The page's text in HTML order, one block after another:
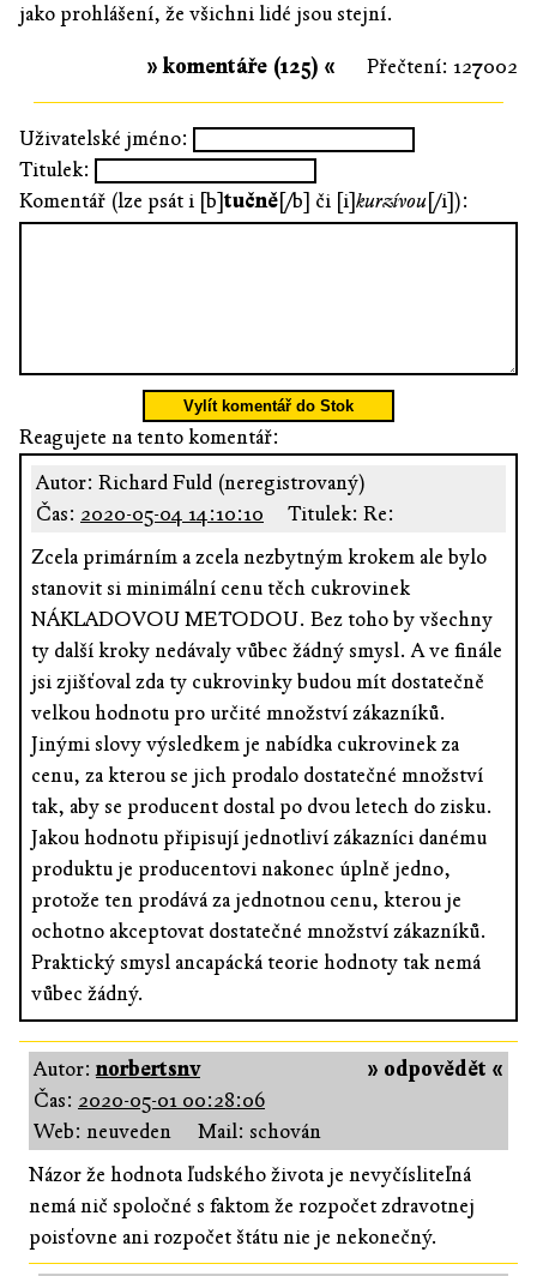
jako prohlášení, že všichni lidé jsou stejní.
Přečtení: 127002
» komentáře (125) «
Uživatelské jméno:
Titulek:
Komentář (lze psát i [b]tučně[/b] či [i]kurzívou[/i]):
Vylít komentář do Stok
Reagujete na tento komentář:
Autor: Richard Fuld (neregistrovaný)
Čas: 2020-05-04 14:10:10
Titulek: Re:
Zcela primárním a zcela nezbytným krokem ale bylo
stanovit si minimální cenu těch cukrovinek
NÁKLADOVOU METODOU. Bez toho by všechny
ty další kroky nedávaly vůbec žádný smysl. A ve finále
jsi zjišťoval zda ty cukrovinky budou mít dostatečně
velkou hodnotu pro určité množství zákazníků.
Jinými slovy výsledkem je nabídka cukrovinek za
cenu, za kterou se jich prodalo dostatečné množství
tak, aby se producent dostal po dvou letech do zisku.
Jakou hodnotu připisují jednotliví zákazníci danému
produktu je producentovi nakonec úplně jedno,
protože ten prodává za jednotnou cenu, kterou je
ochotno akceptovat dostatečné množství zákazníků.
Praktický smysl ancapácká teorie hodnoty tak nemá
vůbec žádný.
» odpovědět «
Autor:norbertsnv
Čas: 2020-05-01 00:28:06
Web: neuveden
Mail: schován
Názor že hodnota ľudského života je nevyčísliteľná
nemá nič spoločné s faktom že rozpočet zdravotnej
poisťovne ani rozpočet štátu nie je nekonečný.